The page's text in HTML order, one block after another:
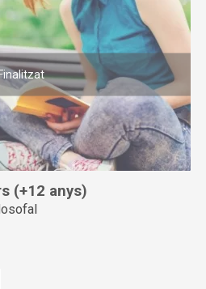
Finalitzat
(+12 anys)